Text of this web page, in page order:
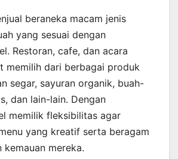
beraneka macam jenis
yang sesuai dengan
Restoran, cafe, dan acara
memilih dari berbagai produk
segar, sayuran organik, buah-
dan lain-lain. Dengan
memilik fleksibilitas agar
yang kreatif serta beragam
kemauan mereka.